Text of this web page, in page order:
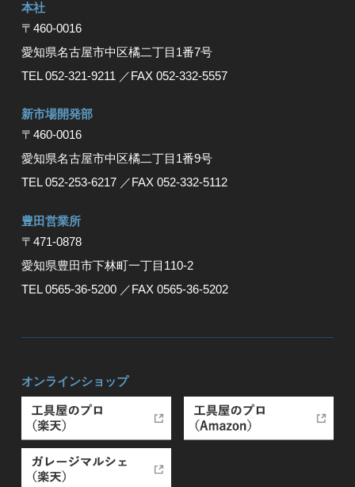
本社
〒460-0016
愛知県名古屋市中区橘⼆丁⽬1番7号
TEL 052-321-9211 ／FAX 052-332-5557
新市場開発部
〒460-0016
愛知県名古屋市中区橘二丁目1番9号
TEL 052-253-6217 ／FAX 052-332-5112
豊⽥営業所
〒471-0878
愛知県豊⽥市下林町⼀丁⽬110-2
TEL 0565-36-5200 ／FAX 0565-36-5202
オンラインショップ